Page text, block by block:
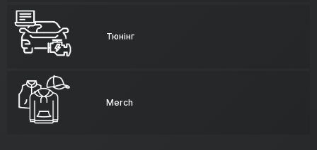
Тюнінг
Merch